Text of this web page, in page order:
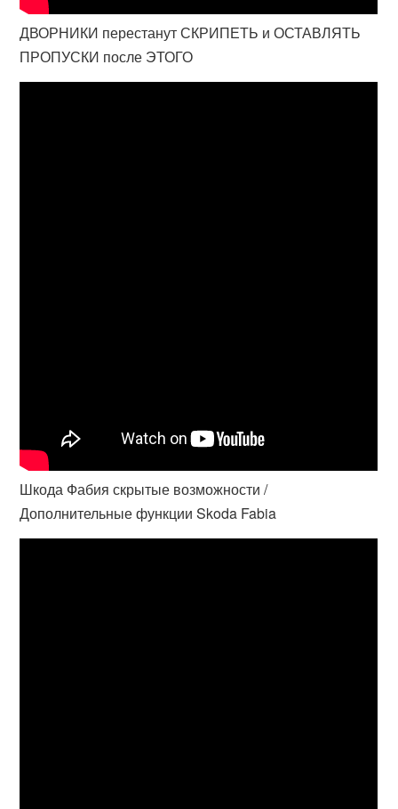
ДВОРНИКИ перестанут СКРИПЕТЬ и ОСТАВЛЯТЬ
ПРОПУСКИ после ЭТОГО
Шкода Фабия скрытые возможности /
Дополнительные функции Skoda Fabia